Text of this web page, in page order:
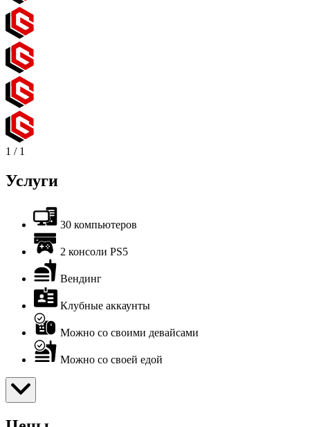
1 / 1
Услуги
30 компьютеров
2 консоли PS5
Вендинг
Клубные аккаунты
Можно со своими девайсами
Можно со своей едой